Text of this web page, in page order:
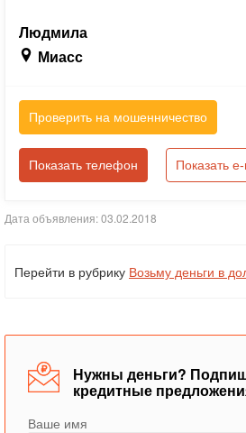
Людмила
Миасс
Проверить на мошенничество
Показать телефон Показать
Дата объявления: 03.02.2018
Перейти в рубрику Возьму деньги в
Нужны деньги?
кредитные
Ваше имя